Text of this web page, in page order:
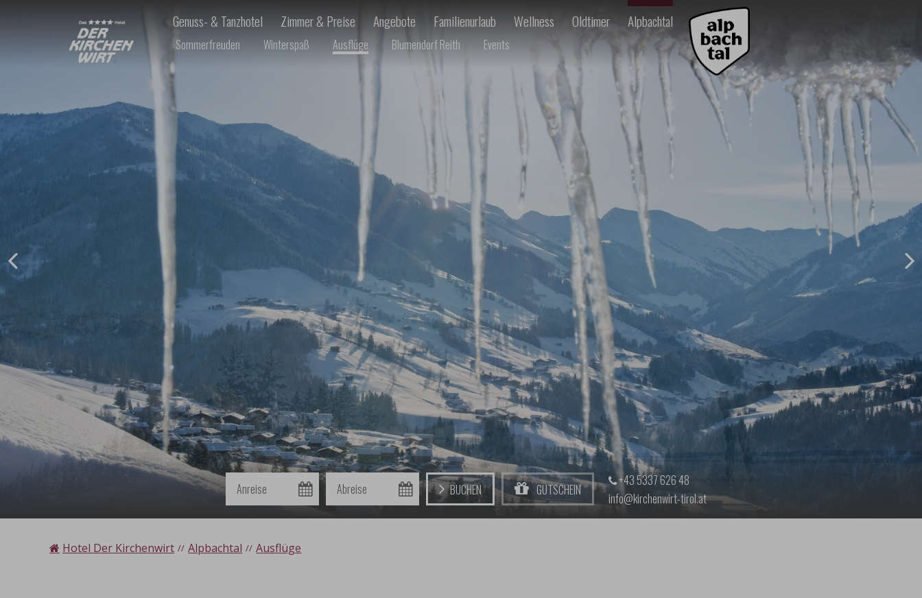
Genuss- & Tanzhotel Zimmer & Preise Angebote Familienurlaub Wellness Oldtimer Alpbachtal
Sommerfreuden Winterspaß Ausflüge Blumendorf Reith Events
Anreise Abreise Buchen Gutschein
+43 5337 626 48
info@kirchenwirt-tirol.at
Hotel Der Kirchenwirt Alpbachtal Ausflüge